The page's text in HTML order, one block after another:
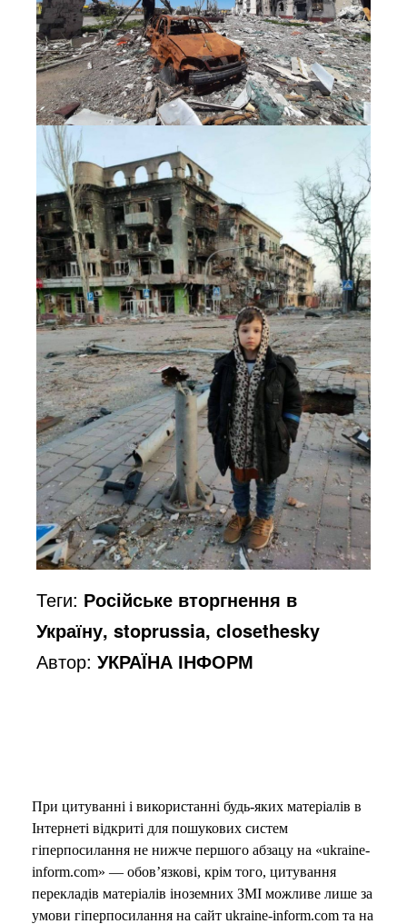
Теги: Російське вторгнення в
Україну, stoprussia, closethesky
Автор:УКРАЇНА ІНФОРМ
При цитуванні і використанні будь-яких матеріалів в
Інтернеті відкриті для пошукових систем
гіперпосилання не нижче першого абзацу на «ukraine-
inform.com» — обов’язкові, крім того, цитування
перекладів матеріалів іноземних ЗМІ можливе лише за
умови гіперпосилання на сайт ukraine-inform.com та на